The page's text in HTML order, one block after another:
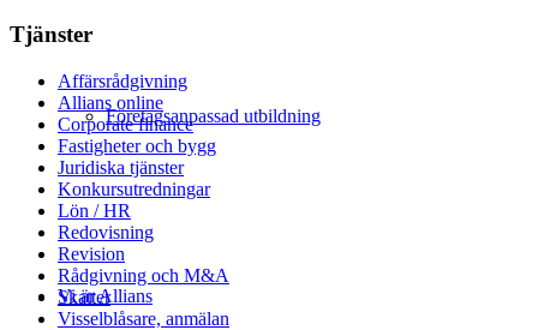
Företagsanpassad utbildning
Vi är Allians
Tjänster
Affärsrådgivning
Allians online
Corporate finance
Fastigheter och bygg
Juridiska tjänster
Konkursutredningar
Lön / HR
Redovisning
Revision
Rådgivning och M&A
Skatter
Visselblåsare, anmälan